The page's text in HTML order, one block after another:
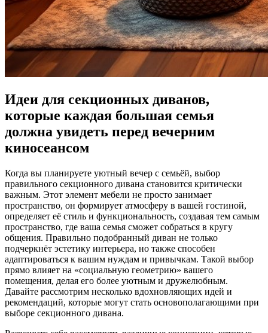
Идеи для секционных диванов,
которые каждая большая семья
должна увидеть перед вечерним
киносеансом
Когда вы планируете уютный вечер с семьёй, выбор
правильного секционного дивана становится критически
важным. Этот элемент мебели не просто занимает
пространство, он формирует атмосферу в вашей гостиной,
определяет её стиль и функциональность, создавая тем самым
пространство, где ваша семья сможет собраться в кругу
общения. Правильно подобранный диван не только
подчеркнёт эстетику интерьера, но также способен
адаптироваться к вашим нуждам и привычкам. Такой выбор
прямо влияет на «социальную геометрию» вашего
помещения, делая его более уютным и дружелюбным.
Давайте рассмотрим несколько вдохновляющих идей и
рекомендаций, которые могут стать основополагающими при
выборе секционного дивана.